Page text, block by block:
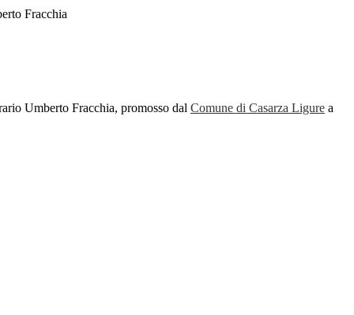
Fracchia
Umberto Fracchia, promosso dal Comune di Casarza Ligure a